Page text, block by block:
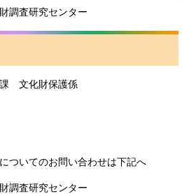
調査研究センター
課 文化財保護係
ついてのお問い合わせは下記へ
調査研究センター